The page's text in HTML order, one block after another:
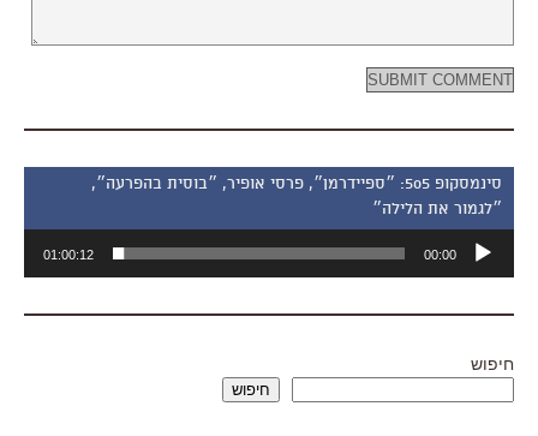
סינמסקופ 505: ״ספיידרמן״, פרסי אופיר, ״בוסית בהפרעה״,
״לגמור את הלילה״
אודיו
00:00
01:00:12
חיפוש
חיפוש